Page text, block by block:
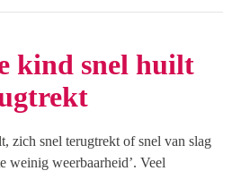
kind snel huilt
zich snel terugtrekt of snel van slag
weinig weerbaarheid’. Veel